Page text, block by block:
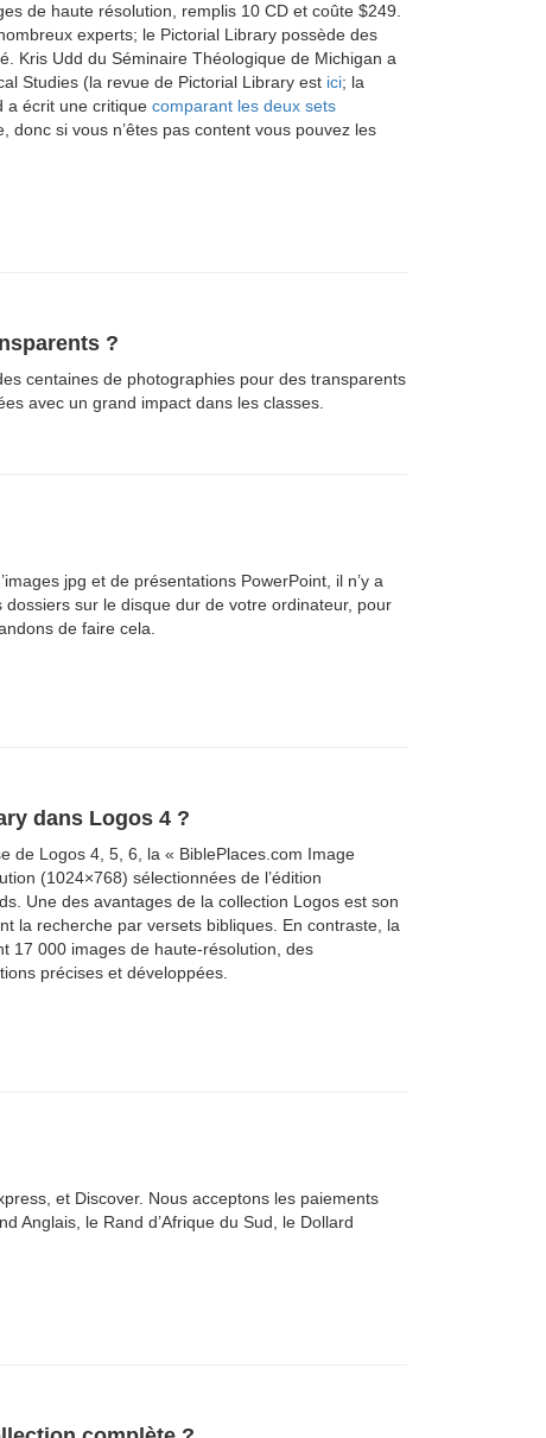
de haute résolution, remplis 10 CD et coûte $249.
experts; le Pictorial Library possède des
Kris Udd du Séminaire Théologique de Michigan a
Studies (la revue de Pictorial Library est ici; la
a écrit une critique comparant les deux sets
si vous n’êtes pas content vous pouvez les
?
centaines de photographies pour des transparents
avec un grand impact dans les classes.
jpg et de présentations PowerPoint, il n’y a
sur le disque dur de votre ordinateur, pour
de faire cela.
dans Logos 4 ?
de Logos 4, 5, 6, la « BiblePlaces.com Image
(1024×768) sélectionnées de l’édition
Une des avantages de la collection Logos est son
la recherche par versets bibliques. En contraste, la
17 000 images de haute-résolution, des
précises et développées.
et Discover. Nous acceptons les paiements
Anglais, le Rand d’Afrique du Sud, le Dollard